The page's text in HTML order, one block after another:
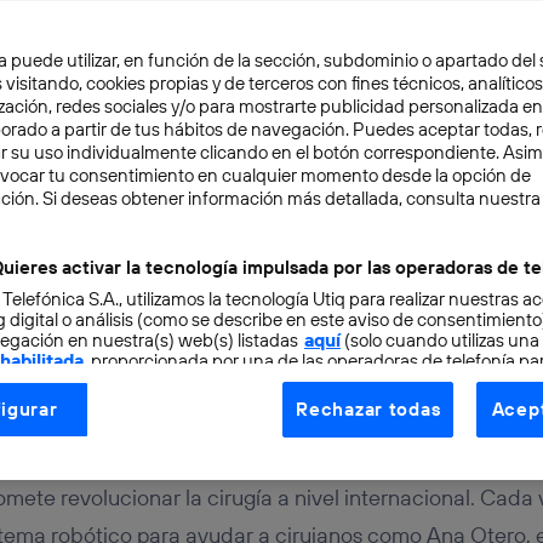
4 min
el arte de operar con
revolucionar la cirugía a nivel internacional. Cada
robótico para ayudar a cirujanos como Ana Otero,
puede utilizar, en función de la sección, subdominio o apartado del
visitando, cookies propias y de terceros con fines técnicos,
redes sociales y/o para mostrarte publicidad personalizada
a partir de tus hábitos de navegación. Puedes aceptar todas,
su uso individualmente clicando en el botón correspondiente.
tu consentimiento en cualquier momento desde la opción de
Si deseas obtener información más detallada, consulta nuestra
activar la tecnología impulsada por las operadoras de
S.A., utilizamos la tecnología Utiq para realizar nuestras
digital o análisis (como se describe en este aviso de
en nuestra(s) web(s) listadas aquí(solo cuando utilizas una
, proporcionada por una de las operadoras de telefonía
consentimiento en cada página web).
Utiq está diseñada con la privacidad como prioridad
tu dirección IP y otra información de la cuenta de cliente de
la conexión que utilizas (p. ej., número de teléfono móvil).
Rechazar todas